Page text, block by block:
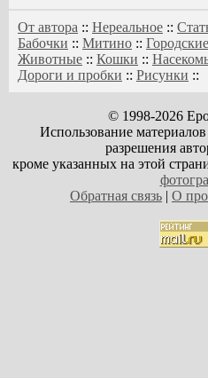
От автора :: Нереальное ::
Бабочки :: Митино ::
Животные :: Кошки ::
Дороги и пробки :: Рисунки ::
© 1998-2026
Использование
разрешения
кроме указанных на этой
Обратная связь | О